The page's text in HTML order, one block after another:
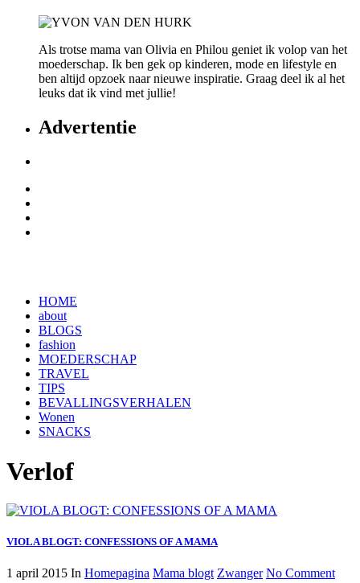
Als trotse mama van Olivia en Philou geniet ik volop van het
moederschap. Ik ben gek op kinderen, mode en lifestyle en
ben altijd opzoek naar nieuwe inspiratie. Graag deel ik al het
leuks dat ik vind met jullie!
Advertentie
HOME
about
BLOGS
fashion
MOEDERSCHAP
TRAVEL
TIPS
BEVALLINGSVERHALEN
Wonen
SNACKS
Verlof
VIOLA BLOGT: CONFESSIONS OF A MAMA
1 april 2015 In Homepagina Mama blogt Zwanger No Comment